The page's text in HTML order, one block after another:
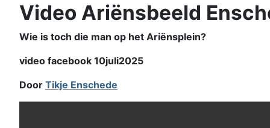
Video Ariënsbeeld
Wie is toch die man op het Ariënsplein?
video facebook 10juli2025
Door Tikje Enschede